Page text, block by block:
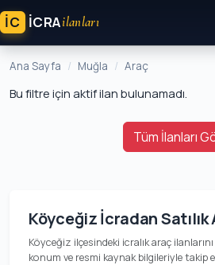
İC ICRAilanları
Ana Sayfa Muğla Araç
Bu filtre için aktif ilan bulunamadı.
Tüm İlanları
Köyceğiz İcradan Satılık
Köyceğiz ilçesindeki icralık araç
konum ve resmi kaynak bilgileriyle takip